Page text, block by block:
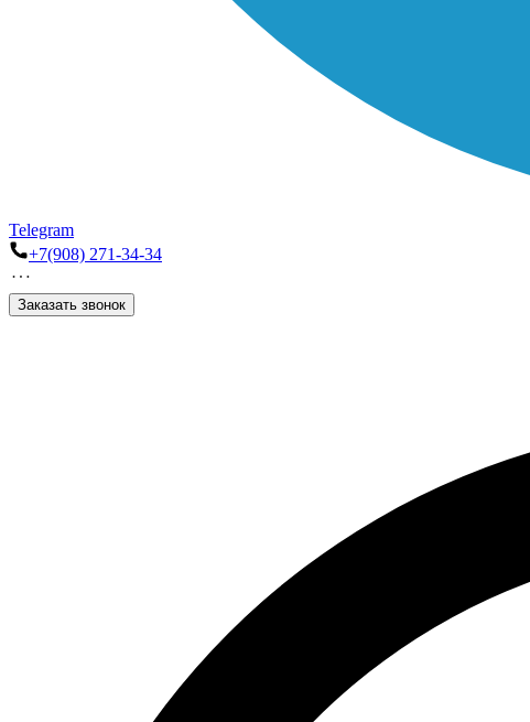
Telegram
+7(908) 271-34-34
Заказать звонок